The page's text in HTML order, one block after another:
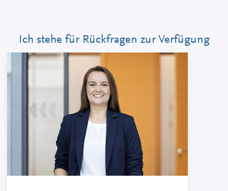
Ich stehe für Rückfragen zur Verfügung